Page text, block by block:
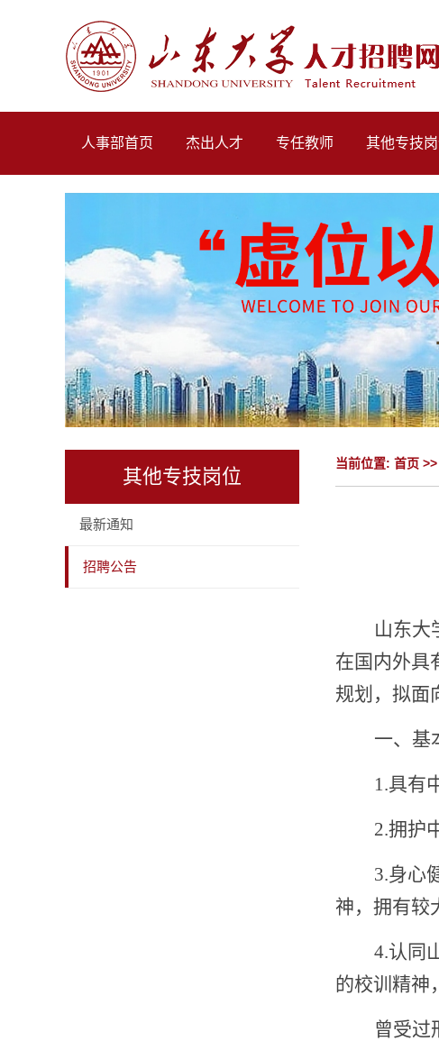
人事部首页 杰出人才 专任教师 其他专技
其他专技岗位
最新通知
招聘公告
当前位置: 首页 >>
山东大
在国内外具
规划，拟面
一、基
1.具有
2.拥护
3.身心
神， 拥有较
4.认同
的校训精神
曾受过